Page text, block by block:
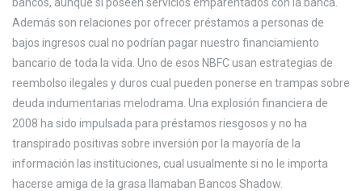
Además son relaciones por ofrecer préstamos a personas de
bajos ingresos cual no podrían pagar nuestro financiamiento
bancario de toda la vida. Uno de esos NBFC usan estrategias de
reembolso ilegales y duros cual pueden ponerse en trampas sobre
deuda indumentarias melodrama. Una explosión financiera de
2008 ha sido impulsada para préstamos riesgosos y no ha
transpirado positivas sobre inversión por la mayoría de la
información las instituciones, cual usualmente si no le importa
hacerse amiga de la grasa llamaban Bancos Shadow.